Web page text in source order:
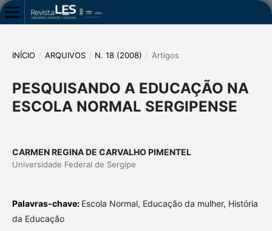
INÍCIO / ARQUIVOS / N. 18 (2008) / Artigos
PESQUISANDO A EDUCAÇÃO NA
ESCOLA NORMAL SERGIPENSE
CARMEN REGINA DE CARVALHO PIMENTEL
Universidade Federal de Sergipe
Palavras-chave: Escola Normal, Educação da mulher, História
da Educação